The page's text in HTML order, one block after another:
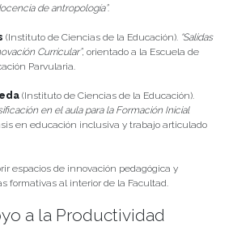
de antropología”.
(Instituto de Ciencias de la Educación). “Salidas
Curricular”, orientado a la Escuela de
Parvularia.
(Instituto de Ciencias de la Educación).
en el aula para la Formación Inicial
en educación inclusiva y trabajo articulado
espacios de innovación pedagógica y
formativas al interior de la Facultad.
a la Productividad